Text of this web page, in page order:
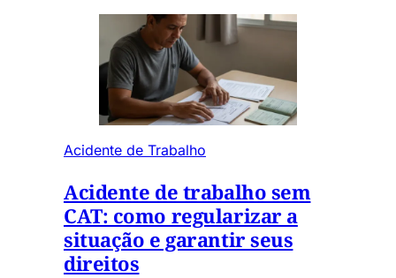
Acidente de Trabalho
Acidente de trabalho sem
CAT: como regularizar a
situação e garantir seus
direitos